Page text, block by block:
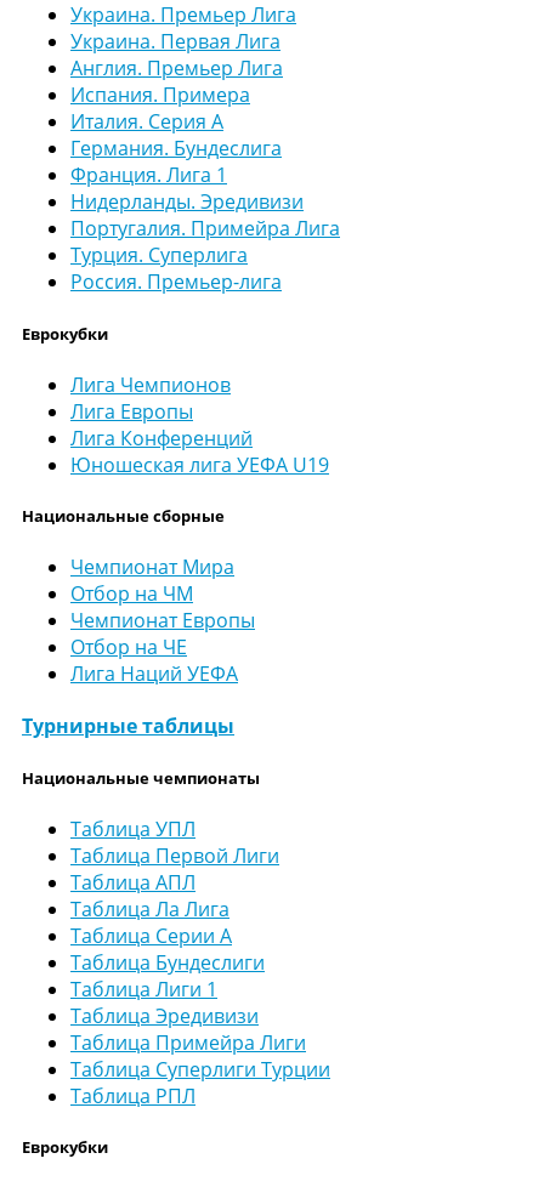
Украина. Премьер Лига
Украина. Первая Лига
Англия. Премьер Лига
Испания. Примера
Италия. Серия А
Германия. Бундеслига
Франция. Лига 1
Нидерланды. Эредивизи
Португалия. Примейра Лига
Турция. Суперлига
Россия. Премьер-лига
Еврокубки
Лига Чемпионов
Лига Европы
Лига Конференций
Юношеская лига УЕФА U19
Национальные сборные
Чемпионат Мира
Отбор на ЧМ
Чемпионат Европы
Отбор на ЧЕ
Лига Наций УЕФА
Турнирные таблицы
Национальные чемпионаты
Таблица УПЛ
Таблица Первой Лиги
Таблица АПЛ
Таблица Ла Лига
Таблица Серии А
Таблица Бундеслиги
Таблица Лиги 1
Таблица Эредивизи
Таблица Примейра Лиги
Таблица Суперлиги Турции
Таблица РПЛ
Еврокубки